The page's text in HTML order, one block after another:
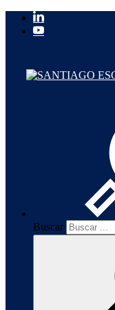
Buscar